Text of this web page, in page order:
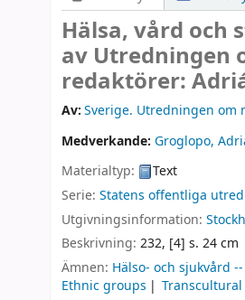
Hälsa, vård
av Utredningen
redaktörer:
Av:Sverige. Utredningen
Medverkande: Groglopo,
Materialtyp:
Text
Serie: Statens offentliga
Utgivningsinformation:
Beskrivning: 232, [4] s. 24 cm
Ämnen: Hälso- och sjukvård
Ethnic groups